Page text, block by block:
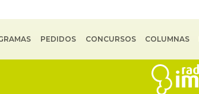
PEDIDOS CONCURSOS COLUMNAS